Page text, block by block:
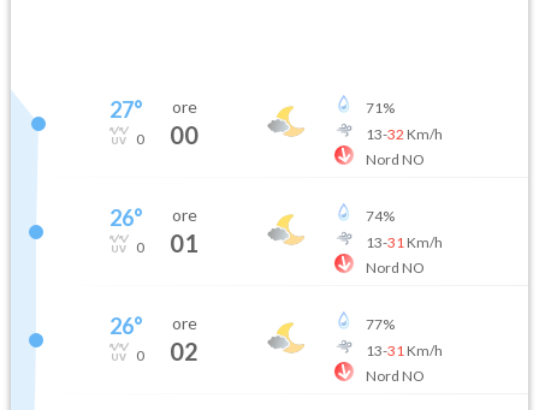
27°
0
ore
00
71%
13-32 Km/h
Nord NO
26°
0
ore
01
74%
13-31 Km/h
Nord NO
26°
0
ore
02
77%
13-31 Km/h
Nord NO